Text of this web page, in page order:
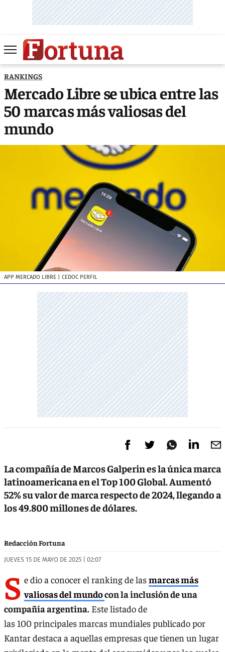
RANKINGS
Mercado Libre se ubica entre las
50 marcas más valiosas del
mundo
APP MERCADO LIBRE | CEDOC PERFIL
La compañía de Marcos Galperin es la única marca
latinoamericana en el Top 100 Global. Aumentó
52% su valor de marca respecto de 2024, llegando a
los 49.800 millones de dólares.
Redacción Fortuna
JUEVES 15 DE MAYO DE 2025 | 02:07
S e dio a conocer el ranking de lasmarcas más
valiosas del mundocon la inclusión de una
compañía argentina. Este listado de
las 100 principales marcas mundiales publicado por
Kantar destaca a aquellas empresas que tienen un lugar